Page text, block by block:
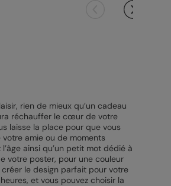
rien de mieux qu’un cadeau
réchauffer le cœur de votre
laisse la place pour que vous
amie ou de moments
ainsi qu’un petit mot dédié à
votre poster, pour une couleur
le design parfait pour votre
et vous pouvez choisir la